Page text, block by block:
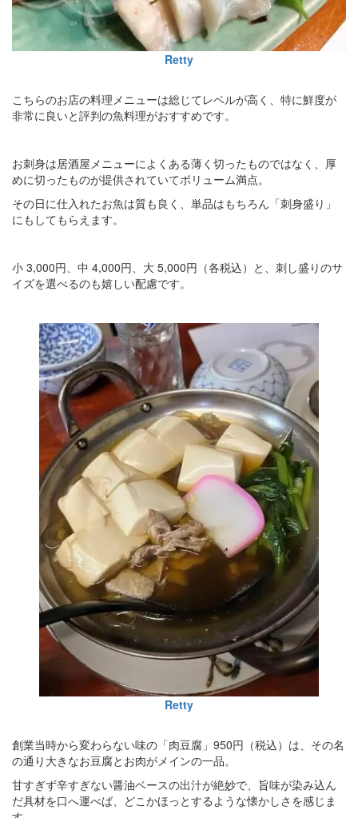
Retty
こちらのお店の料理メニューは総じてレベルが高く、特に鮮度が
非常に良いと評判の魚料理がおすすめです。
お刺身は居酒屋メニューによくある薄く切ったものではなく、厚
めに切ったものが提供されていてボリューム満点。
その日に仕入れたお魚は質も良く、単品はもちろん「刺身盛り」
にもしてもらえます。
小 3,000円、中 4,000円、大 5,000円（各税込）と、刺し盛りのサ
イズを選べるのも嬉しい配慮です。
Retty
創業当時から変わらない味の「肉豆腐」950円（税込）は、その名
の通り大きなお豆腐とお肉がメインの一品。
甘すぎず辛すぎない醤油ベースの出汁が絶妙で、旨味が染み込ん
だ具材を口へ運べば、どこかほっとするような懐かしさを感じま